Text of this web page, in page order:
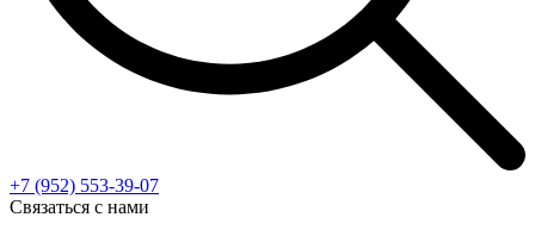
+7 (952) 553-39-07
Связаться с нами